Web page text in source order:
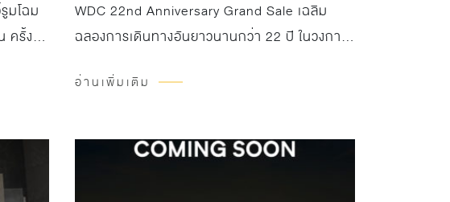
มโฉม
ครั้ง
าคม
ร
WDC 22nd Anniversary Grand Sale เฉลิม
ฉลองการเดินทางอันยาวนานกว่า 22 ปี ในวงการ
พิเศษกับกระเบื้องคุณภาพ 22 Collection แทนคำ
อ่านเพิ่มเติม